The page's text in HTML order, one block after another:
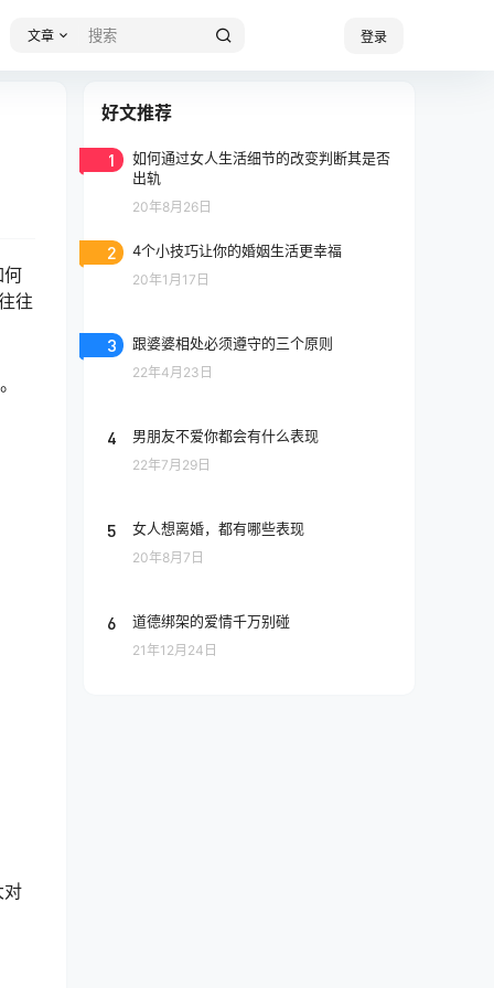
文章 登录
何
往
对
好文推荐
1
如何通过女人生活细节的改变判断其是否
出轨
20年8月26日
2 4个小技巧让你的婚姻生活更幸福
20年1月17日
3 跟婆婆相处必须遵守的三个原则
22年4月23日
4 男朋友不爱你都会有什么表现
22年7月29日
5 女人想离婚，都有哪些表现
20年8月7日
6 道德绑架的爱情千万别碰
21年12月24日